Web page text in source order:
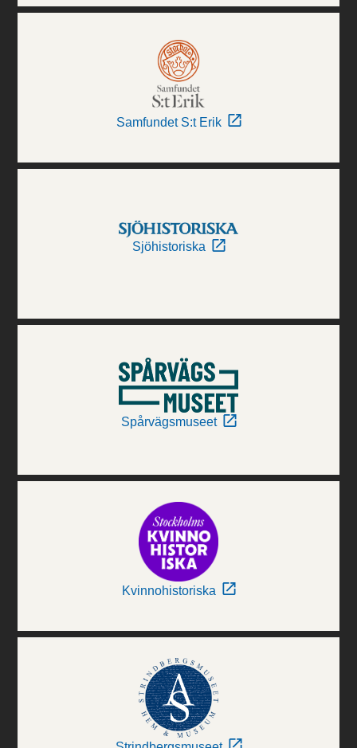
Samfundet S:t Erik
Sjöhistoriska
Spårvägsmuseet
Kvinnohistoriska